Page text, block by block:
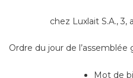
chez Luxlait S.A.,
Ordre du jour de l’assemblée
Mot de